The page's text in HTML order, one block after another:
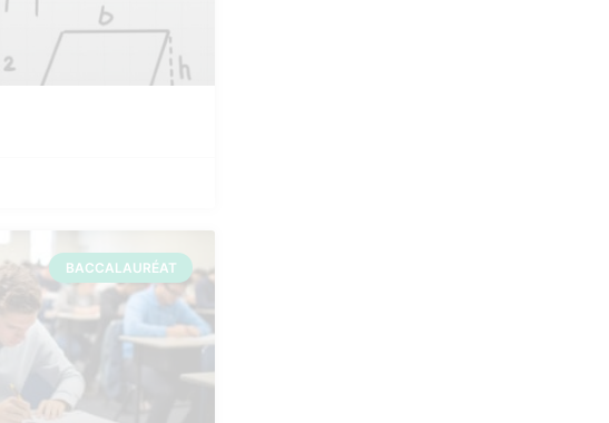
BACCALAURÉAT